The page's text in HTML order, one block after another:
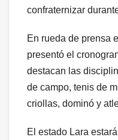
confraternizar
En rueda de prensa
presentó el
destacan las
de campo, tenis de
criollas, dominó y
El estado Lara